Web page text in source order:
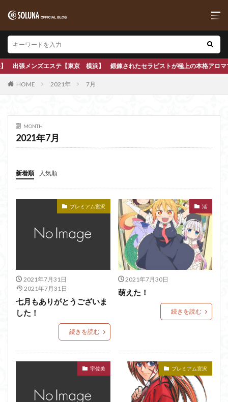
横浜】 鍛錬されたセラピストが極上の本格アロママッサージで心も身体
HOME 2021年 7月
MONTH
2021年7月
新着順 人気順
プレミアム宮沢
2021年7月31日
2021年7月31日
七月もありがとうございま
した！
続きを読む
渚
2021年7月30日
萌えた！
続きを読む
宇佐美 プレミアム宮沢